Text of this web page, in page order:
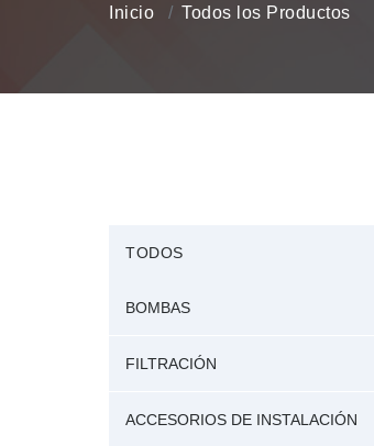
Inicio Todos los Productos
TODOS
BOMBAS
FILTRACIÓN
ACCESORIOS DE INSTALACIÓN